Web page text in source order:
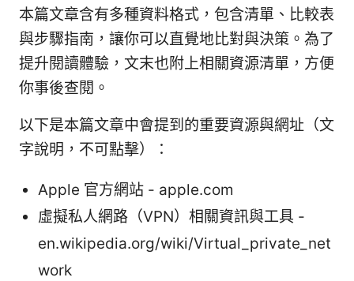
本篇文章含有多種資料格式，包含清單、比較表
與步驟指南，讓你可以直覺地比對與決策。為了
提升閱讀體驗，文末也附上相關資源清單，方便
你事後查閱。
以下是本篇文章中會提到的重要資源與網址（文
字說明，不可點擊）：
Apple 官方網站 - apple.com
虛擬私人網路（VPN）相關資訊與工具 -
en.wikipedia.org/wiki/Virtual_private_net
work